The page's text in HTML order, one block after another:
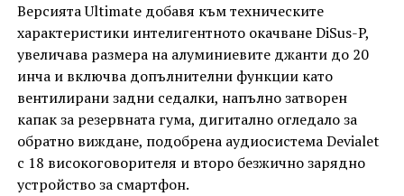
Версията Ultimate добавя към техническите
характеристики интелигентното окачване DiSus-P,
увеличава размера на алуминиевите джанти до 20
инча и включва допълнителни функции като
вентилирани задни седалки, напълно затворен
капак за резервната гума, дигитално огледало за
обратно виждане, подобрена аудиосистема Devialet
с 18 високоговорителя и второ безжично зарядно
устройство за смартфон.